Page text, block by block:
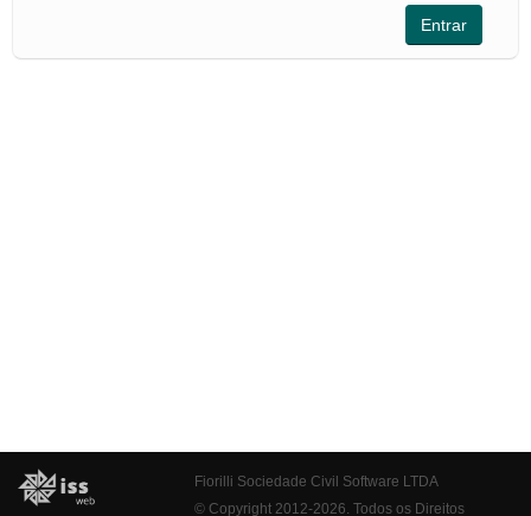
Fiorilli Sociedade Civil Software LTDA
© Copyright 2012-2026. Todos os Direitos